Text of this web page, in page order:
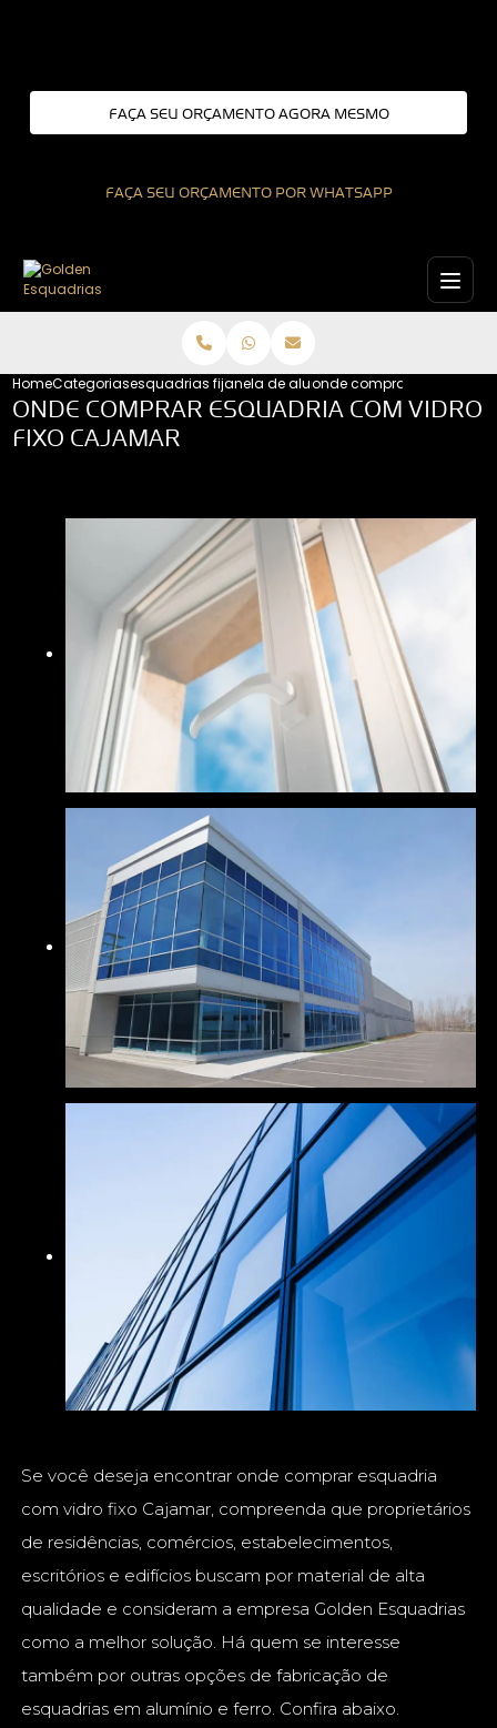
FAÇA SEU ORÇAMENTO AGORA MESMO
FAÇA SEU ORÇAMENTO POR WHATSAPP
HomeCategoriasesquadrias fixasjanela de aluminio fixaonde comprar esquadria
ONDE COMPRAR ESQUADRIA COM VIDRO
FIXO CAJAMAR
Se você deseja encontrar onde comprar esquadria
com vidro fixo Cajamar, compreenda que proprietários
de residências, comércios, estabelecimentos,
escritórios e edifícios buscam por material de alta
qualidade e consideram a empresa Golden Esquadrias
como a melhor solução. Há quem se interesse
também por outras opções de fabricação de
esquadrias em alumínio e ferro. Confira abaixo.